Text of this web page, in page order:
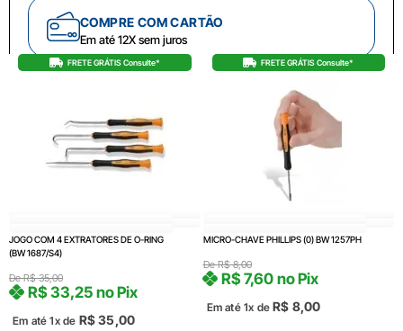
COMPRE COM CARTÃO
Em até 12X sem juros
FRETE GRÁTIS Consulte*
JOGO COM 4 EXTRATORES DE O-RING
(BW 1687/S4)
DeR$35,00
Em até 1x de R$35,00
R$33,25 no Pix
FRETE GRÁTIS Consulte*
MICRO-CHAVE PHILLIPS (0) BW 1257PH
DeR$8,00
Em até 1x de R$ 8,00
R$7,60 no Pix